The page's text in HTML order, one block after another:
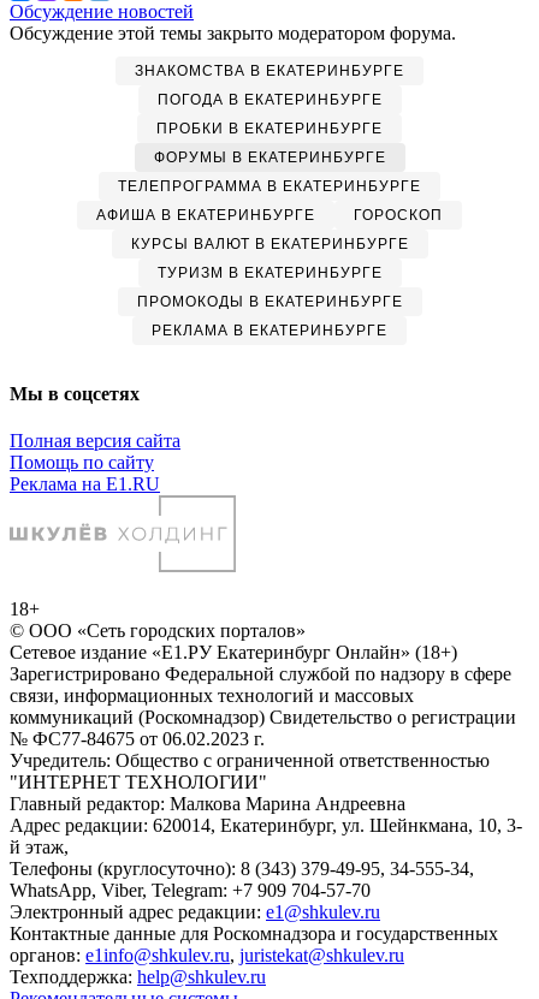
Обсуждение новостей
Обсуждение этой темы закрыто модератором форума.
ЗНАКОМСТВА В ЕКАТЕРИНБУРГЕ
ПОГОДА В ЕКАТЕРИНБУРГЕ
ПРОБКИ В ЕКАТЕРИНБУРГЕ
ФОРУМЫ В ЕКАТЕРИНБУРГЕ
ТЕЛЕПРОГРАММА В ЕКАТЕРИНБУРГЕ
АФИША В ЕКАТЕРИНБУРГЕ
ГОРОСКОП
КУРСЫ ВАЛЮТ В ЕКАТЕРИНБУРГЕ
ТУРИЗМ В ЕКАТЕРИНБУРГЕ
ПРОМОКОДЫ В ЕКАТЕРИНБУРГЕ
РЕКЛАМА В ЕКАТЕРИНБУРГЕ
Мы в соцсетях
Полная версия сайта
Помощь по сайту
Реклама на E1.RU
18+
© ООО «Сеть городских порталов»
Сетевое издание «Е1.РУ Екатеринбург Онлайн» (18+)
Зарегистрировано Федеральной службой по надзору в сфере
связи, информационных технологий и массовых
коммуникаций (Роскомнадзор) Свидетельство о регистрации
№ ФС77-84675 от 06.02.2023 г.
Учредитель: Общество с ограниченной ответственностью
"ИНТЕРНЕТ ТЕХНОЛОГИИ"
Главный редактор: Малкова Марина Андреевна
Адрес редакции: 620014, Екатеринбург, ул. Шейнкмана, 10, 3-
й этаж,
Телефоны (круглосуточно): 8 (343) 379-49-95, 34-555-34,
WhatsApp, Viber, Telegram: +7 909 704-57-70
Электронный адрес редакции: e1@shkulev.ru
Контактные данные для Роскомнадзора и государственных
органов: e1info@shkulev.ru, juristekat@shkulev.ru
Техподдержка: help@shkulev.ru